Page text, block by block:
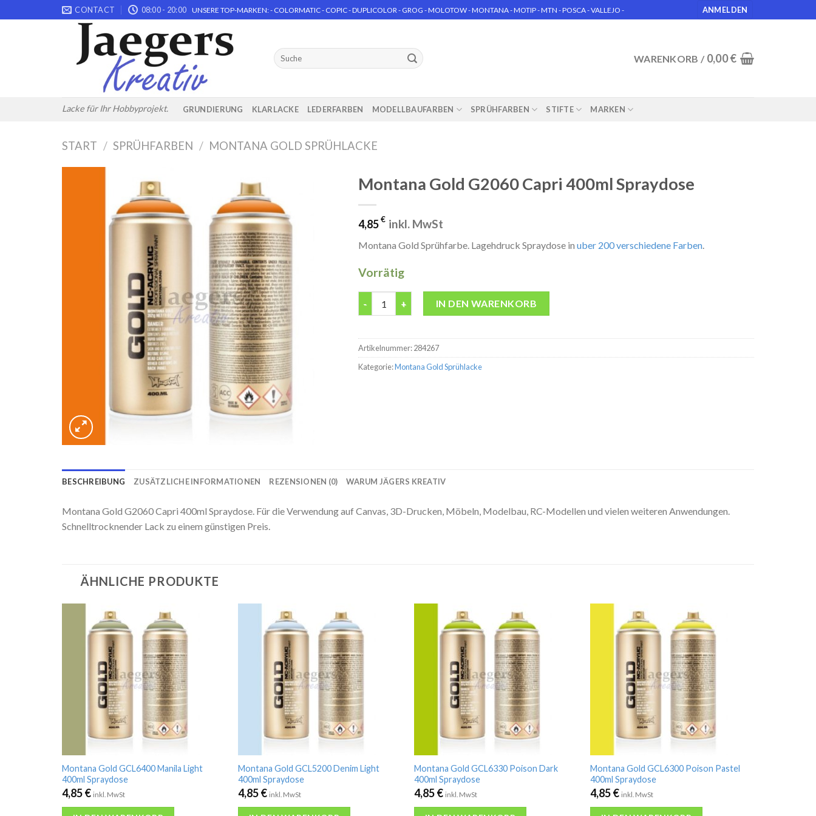
to
CONTACT 08:00 - 20:00 UNSERE TOP-MARKEN: - COLORMATIC - COPIC - DUPLICOLOR - GROG - MOLOTOW - MONTANA - MOTIP - MTN - POSCA - VALLEJO - ANMELDEN
Lacke für Ihr Hobbyprojekt.
Suchen
nach:
WARENKORB / 0,00€
GRUNDIERUNG KLARLACKE LEDERFARBEN MODELLBAUFARBEN SPRÜHFARBEN STIFTE MARKEN
START / SPRÜHFARBEN / MONTANA GOLD SPRÜHLACKE
Montana Gold G2060 Capri 400ml Spraydose
4,85€ inkl. MwSt
Montana Gold Sprühfarbe. Lagehdruck Spraydose in uber 200 verschiedene Farben.
Vorrätig
IN DEN WARENKORB
Artikelnummer:284267
Kategorie:Montana Gold Sprühlacke
BESCHREIBUNG ZUSÄTZLICHE INFORMATIONEN REZENSIONEN (0) WARUM JÄGERS KREATIV
Montana Gold G2060 Capri 400ml Spraydose. Für die Verwendung auf Canvas, 3D-Drucken, Möbeln, Modelbau, RC-Modellen und vielen weiteren Anwendungen.
Schnelltrocknender Lack zu einem günstigen Preis.
ÄHNLICHE PRODUKTE
Montana Gold GCL6400 Manila Light
400ml Spraydose
4,85€ inkl. MwSt
Montana Gold GCL5200 Denim Light
400ml Spraydose
4,85€ inkl. MwSt
Montana Gold GCL6330 Poison Dark
400ml Spraydose
4,85€ inkl. MwSt
Montana Gold GCL6300 Poison Pastel
400ml Spraydose
4,85€ inkl. MwSt